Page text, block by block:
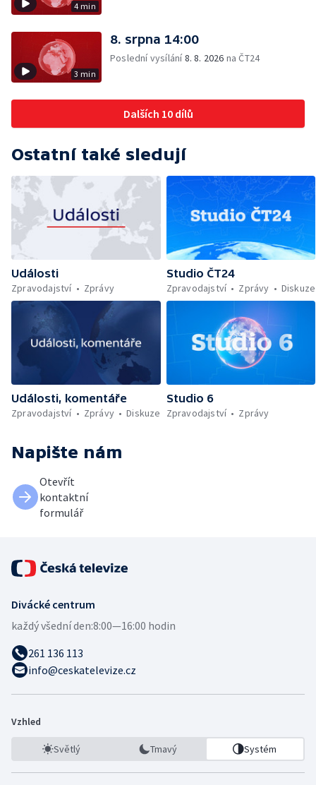
4 min
3 min
8. srpna 14:00
Poslední vysílání8. 8. 2026 na ČT24
Dalších 10 dílů
Ostatní také sledují
Události
Zpravodajství
Zprávy
Studio ČT24
Zpravodajství
Zprávy Diskuze
Události, komentáře
Zpravodajství
Zprávy Diskuze
Studio 6
Zpravodajství
Zprávy
Napište nám
Otevřít
kontaktní
formulář
Divácké centrum
každý všední den:8:00—16:00 hodin
261 136 113
info@ceskatelevize.cz
Vzhled
Světlý Tmavý Systém